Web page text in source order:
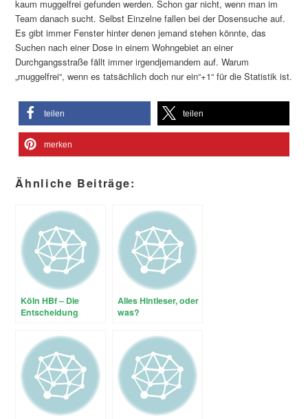
kaum muggelfrei gefunden werden. Schon gar nicht, wenn man im
Team danach sucht. Selbst Einzelne fallen bei der Dosensuche auf.
Es gibt immer Fenster hinter denen jemand stehen könnte, das
Suchen nach einer Dose in einem Wohngebiet an einer
Durchgangsstraße fällt immer irgendjemandem auf. Warum
„muggelfrei“, wenn es tatsächlich doch nur ein“+1“ für die Statistik ist.
teilen teilen
merken
Ähnliche Beiträge:
Köln HBf – Die
Entscheidung
Alles Hintleser, oder
was?